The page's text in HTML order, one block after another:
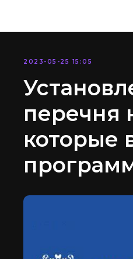
2023-05-25 15:05
перечня
которые